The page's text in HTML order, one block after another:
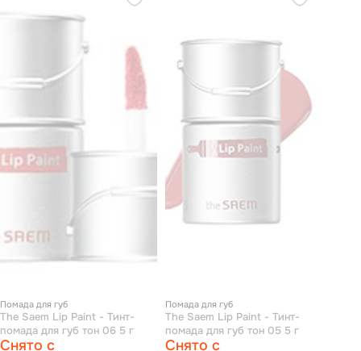
Помада для губ
The Saem Lip Paint - Тинт-
помада для губ тон 06 5 г
Снято с
Помада для губ
The Saem Lip Paint - Тинт-
помада для губ тон 05 5 г
Снято с